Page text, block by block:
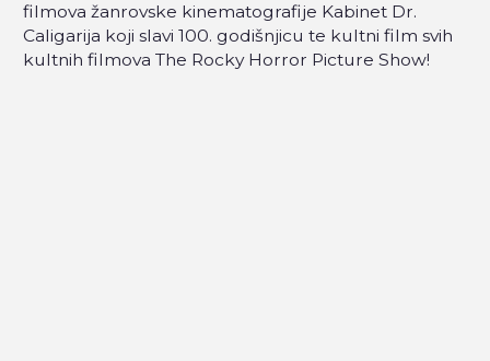
filmova žanrovske kinematografije Kabinet Dr.
Caligarija koji slavi 100. godišnjicu te kultni film svih
kultnih filmova The Rocky Horror Picture Show!